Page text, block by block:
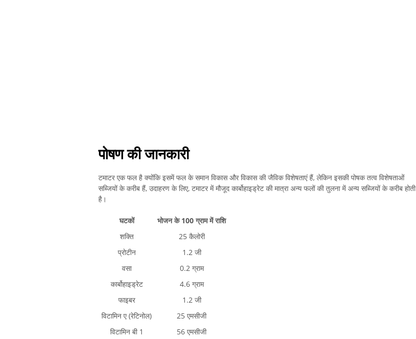
पोषण की जानकारी
टमाटर एक फल है क्योंकि इसमें फल के समान विकास और विकास की जैविक विशेषताएं हैं, लेकिन इसकी पोषक तत्व विशेषताओं
सब्जियों के करीब हैं, उदाहरण के लिए, टमाटर में मौजूद कार्बोहाइड्रेट की मात्रा अन्य फलों की तुलना में अन्य सब्जियों के करीब होती
है।
घटकों
भोजन के 100 ग्राम में राशि
शक्ति
25 कैलोरी
प्रोटीन
1.2 जी
वसा
0.2 ग्राम
कार्बोहाइड्रेट
4.6 ग्राम
फाइबर
1.2 जी
विटामिन ए (रेटिनोल)
25 एमसीजी
विटामिन बी 1
56 एमसीजी